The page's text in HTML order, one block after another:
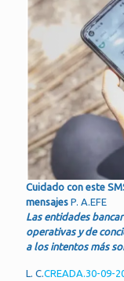
Cuidado con este
mensajes P. A.EFE
Las entidades
operativas y de
a los intentos más
L. C. CREADA. 30-09-